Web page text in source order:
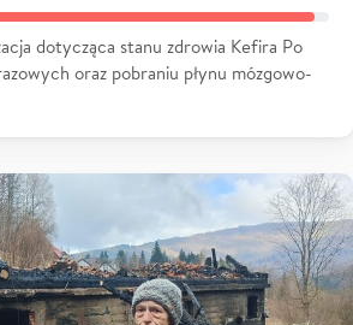
dotycząca stanu zdrowia Kefira Po
oraz pobraniu płynu mózgowo-